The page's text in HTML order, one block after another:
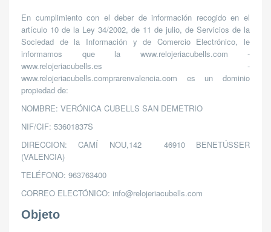
En cumplimiento con el deber de información recogido en el
artículo 10 de la Ley 34/2002, de 11 de julio, de Servicios de la
Sociedad de la Información y de Comercio Electrónico, le
informamos que la www.relojeriacubells.com -
www.relojeriacubells.es -
www.relojeriacubells.comprarenvalencia.com es un dominio
propiedad de:
NOMBRE: VERÓNICA CUBELLS SAN DEMETRIO
NIF/CIF: 53601837S
DIRECCION: CAMÍ NOU,142
46910 BENETÚSSER
(VALENCIA)
TELÉFONO: 963763400
CORREO ELECTÓNICO: info@relojeriacubells.com
Objeto